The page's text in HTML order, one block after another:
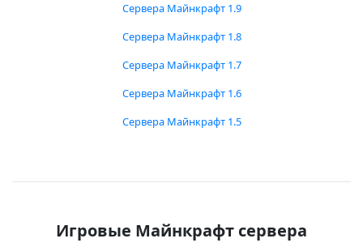
Сервера Майнкрафт 1.9
Сервера Майнкрафт 1.8
Сервера Майнкрафт 1.7
Сервера Майнкрафт 1.6
Сервера Майнкрафт 1.5
Игровые Майнкрафт сервера